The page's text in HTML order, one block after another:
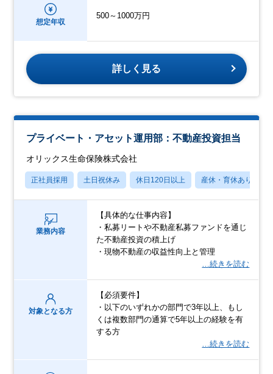
想定年収
500～1000万円
詳しく見る
プライベート・アセット運用部：不動産投資担当
オリックス生命保険株式会社
正社員採用 土日祝休み 休日120日以上 産休・育休あり
業務内容
【具体的な仕事内容】
・私募リートや不動産私募ファンドを通じ
た不動産投資の積上げ
・現物不動産の収益性向上と管理
…続きを読む
対象となる方
【必須要件】
・以下のいずれかの部門で3年以上、もし
くは複数部門の通算で5年以上の経験を有
する方
…続きを読む